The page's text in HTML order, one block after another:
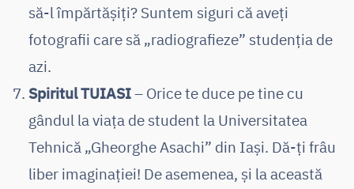
să-l împărtășiți? Suntem siguri că aveți
fotografii care să „radiografieze” studenția de
azi.
Spiritul TUIASI– Orice te duce pe tine cu
gândul la viața de student la Universitatea
Tehnică „Gheorghe Asachi” din Iași. Dă-ți frâu
liber imaginației! De asemenea, și la această